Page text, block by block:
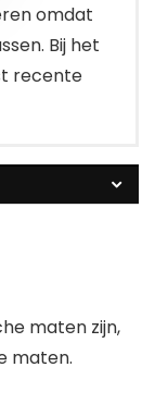
omdat
Bij het
recente
maten zijn,
maten.